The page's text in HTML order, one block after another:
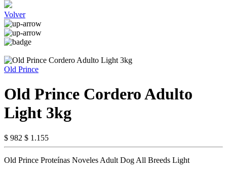
Volver
Old Prince
Old Prince Cordero Adulto
Light 3kg
$ 982 $ 1.155
Old Prince Proteínas Noveles Adult Dog All Breeds Light